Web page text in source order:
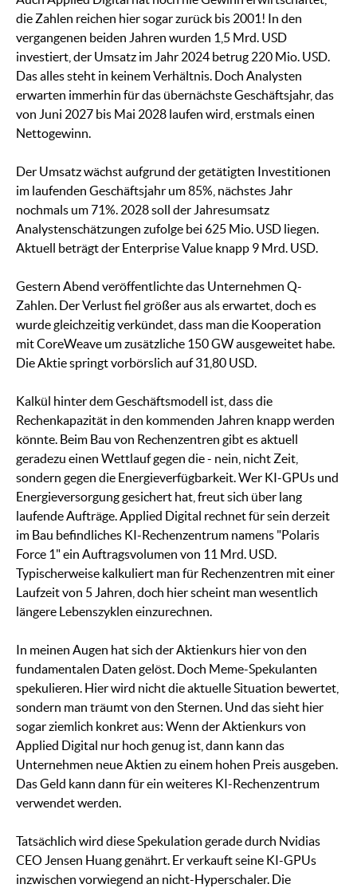
die Zahlen reichen hier sogar zurück bis 2001! In den
vergangenen beiden Jahren wurden 1,5 Mrd. USD
investiert, der Umsatz im Jahr 2024 betrug 220 Mio. USD.
Das alles steht in keinem Verhältnis. Doch Analysten
erwarten immerhin für das übernächste Geschäftsjahr, das
von Juni 2027 bis Mai 2028 laufen wird, erstmals einen
Nettogewinn.
Der Umsatz wächst aufgrund der getätigten Investitionen
im laufenden Geschäftsjahr um 85%, nächstes Jahr
nochmals um 71%. 2028 soll der Jahresumsatz
Analystenschätzungen zufolge bei 625 Mio. USD liegen.
Aktuell beträgt der Enterprise Value knapp 9 Mrd. USD.
Gestern Abend veröffentlichte das Unternehmen Q-
Zahlen. Der Verlust fiel größer aus als erwartet, doch es
wurde gleichzeitig verkündet, dass man die Kooperation
mit CoreWeave um zusätzliche 150 GW ausgeweitet habe.
Die Aktie springt vorbörslich auf 31,80 USD.
Kalkül hinter dem Geschäftsmodell ist, dass die
Rechenkapazität in den kommenden Jahren knapp werden
könnte. Beim Bau von Rechenzentren gibt es aktuell
geradezu einen Wettlauf gegen die - nein, nicht Zeit,
sondern gegen die Energieverfügbarkeit. Wer KI-GPUs und
Energieversorgung gesichert hat, freut sich über lang
laufende Aufträge. Applied Digital rechnet für sein derzeit
im Bau befindliches KI-Rechenzentrum namens "Polaris
Force 1" ein Auftragsvolumen von 11 Mrd. USD.
Typischerweise kalkuliert man für Rechenzentren mit einer
Laufzeit von 5 Jahren, doch hier scheint man wesentlich
längere Lebenszyklen einzurechnen.
In meinen Augen hat sich der Aktienkurs hier von den
fundamentalen Daten gelöst. Doch Meme-Spekulanten
spekulieren. Hier wird nicht die aktuelle Situation bewertet,
sondern man träumt von den Sternen. Und das sieht hier
sogar ziemlich konkret aus: Wenn der Aktienkurs von
Applied Digital nur hoch genug ist, dann kann das
Unternehmen neue Aktien zu einem hohen Preis ausgeben.
Das Geld kann dann für ein weiteres KI-Rechenzentrum
verwendet werden.
Tatsächlich wird diese Spekulation gerade durch Nvidias
CEO Jensen Huang genährt. Er verkauft seine KI-GPUs
inzwischen vorwiegend an nicht-Hyperschaler. Die